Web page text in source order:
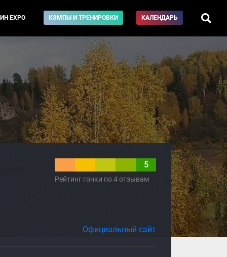
EXPO КЭМПЫ И ТРЕНИРОВКИ КАЛЕНДАРЬ
5
Рейтинг гонки по 4 отзывам
Официальный сайт